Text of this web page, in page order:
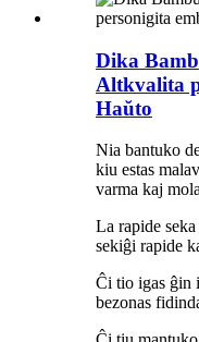
Dika
Altkvalita
Haŭto
Nia bantuko
kiu estas
varma kaj
La rapide
sekiĝi rapide
Ĉi tio igas ĝin
bezonas